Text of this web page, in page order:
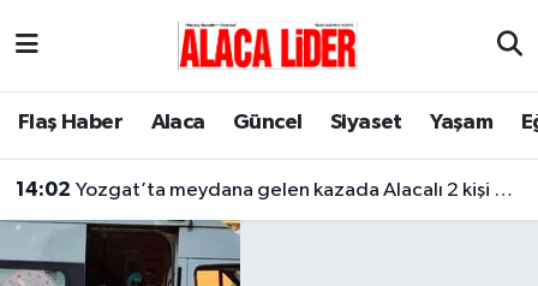
Flaş Haber Alaca Güncel Siyaset Yaşam
14:02 Yozgat’ta meydana gelen kazada Alacalı 2 kişi hayatını kaybetti
Çorum Nöbetçi Eczaneler
Çorum Trafik Yoğunluk Haritası